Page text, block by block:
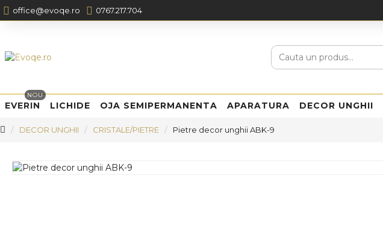
office@evoqe.ro 0767.217.704
EVERIN
NOU
LICHIDE OJA SEMIPERMANENTA APARATURA DECOR UNGHII
DECOR UNGHII CRISTALE/PIETRE Pietre decor unghii ABK-9